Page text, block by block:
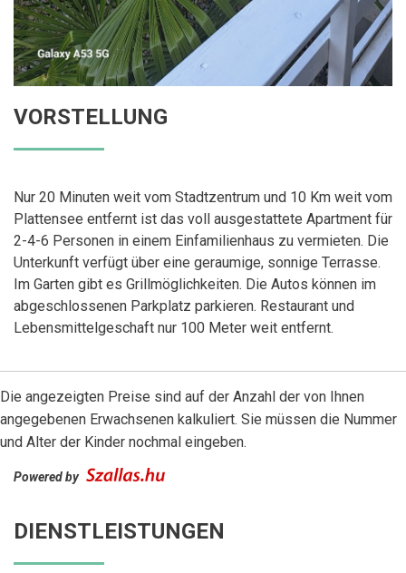
VORSTELLUNG
Nur 20 Minuten weit vom Stadtzentrum und 10 Km weit vom
Plattensee entfernt ist das voll ausgestattete Apartment für
2-4-6 Personen in einem Einfamilienhaus zu vermieten. Die
Unterkunft verfügt über eine geraumige, sonnige Terrasse.
Im Garten gibt es Grillmöglichkeiten. Die Autos können im
abgeschlossenen Parkplatz parkieren. Restaurant und
Lebensmittelgeschaft nur 100 Meter weit entfernt.
Die angezeigten Preise sind auf der Anzahl der von Ihnen
angegebenen Erwachsenen kalkuliert. Sie müssen die Nummer
und Alter der Kinder nochmal eingeben.
Powered by
DIENSTLEISTUNGEN